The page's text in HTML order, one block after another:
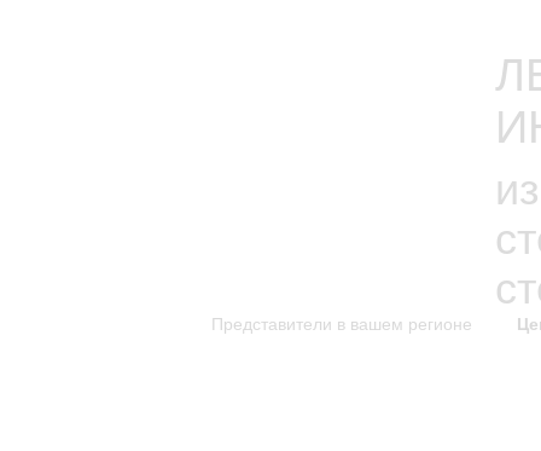
Представители в вашем регионе